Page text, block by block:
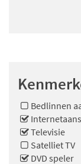
Bedlinnen
Televisie
Satelliet TV
DVD speler